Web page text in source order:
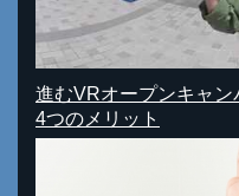
進むVRオープンキャ
4つのメリット